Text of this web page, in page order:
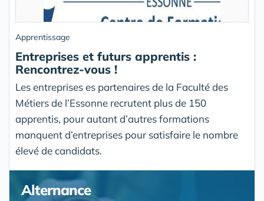
Apprentissage
Entreprises et futurs apprentis :
Rencontrez-vous !
Les entreprises es partenaires de la Faculté des
Métiers de l’Essonne recrutent plus de 150
apprentis, pour autant d’autres formations
manquent d’entreprises pour satisfaire le nombre
élevé de candidats.
Alternance